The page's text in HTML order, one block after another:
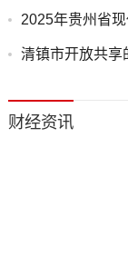
2025年贵州省
清镇市开放共享
财经资讯